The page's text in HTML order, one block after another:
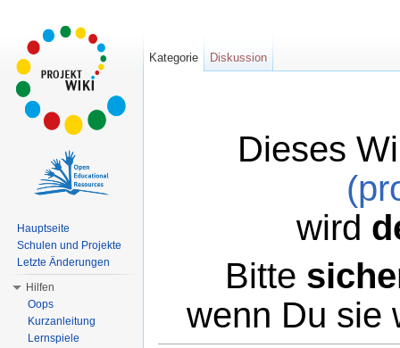
Dieses
wird
Bitte
wenn Du sie
Kategorie Diskussion
Hauptseite
Schulen und Projekte
Letzte Änderungen
Hilfen
Oops
Kurzanleitung
Lernspiele